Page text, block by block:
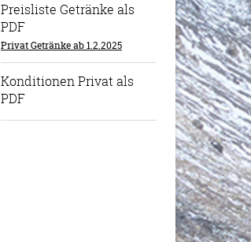
Preisliste Getränke als
PDF
Privat Getränke ab 1.2.2025
Konditionen Privat als
PDF